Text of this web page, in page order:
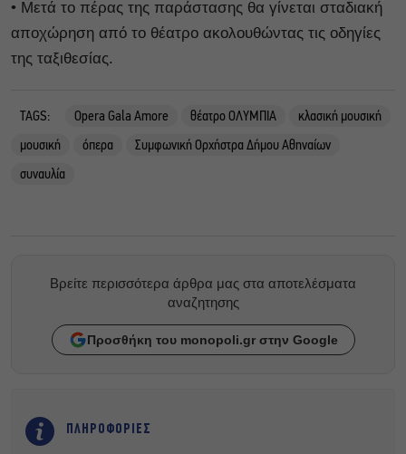
• Μετά το πέρας της παράστασης θα γίνεται σταδιακή
αποχώρηση από το θέατρο ακολουθώντας τις οδηγίες
της ταξιθεσίας.
TAGS: Opera Gala Amore θέατρο ΟΛΥΜΠΙΑ
κλασική μουσική
μουσική
όπερα
Συμφωνική Ορχήστρα Δήμου Αθηναίων
συναυλία
Βρείτε περισσότερα άρθρα μας στα αποτελέσματα
αναζητησης
Προσθήκη του monopoli.gr στην Google
ΠΛΗΡΟΦΟΡΙΕΣ